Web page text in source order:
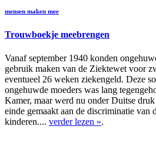
mensen maken mee
Trouwboekje meebrengen
Vanaf september 1940 konden
gebruik maken van de Ziektewet voor
eventueel 26 weken ziekengeld. Deze
ongehuwde moeders was lang
Kamer, maar werd nu onder Duitse
einde gemaakt aan de discriminatie van
kinderen.... verder lezen ».